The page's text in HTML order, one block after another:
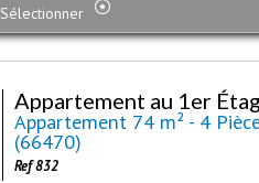
Sélectionner
Appartement au 1er
Appartement 74 m² - 4
(66470)
Ref 832